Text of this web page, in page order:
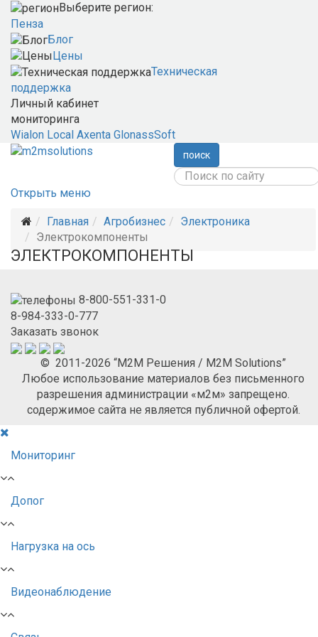
Выберите регион:
Пенза
Блог
Цены
Техническая
поддержка
Личный кабинет
мониторинга
Wialon Local Axenta GlonassSoft
поиск
Открыть меню
Главная Агробизнес
Электроника
Электрокомпоненты
ЭЛЕКТРОКОМПОНЕНТЫ
8-800-551-331-0
8-984-333-0-777
Заказать звонок
© 2011-2026 “М2М Решения / M2M Solutions”
Любое использование материалов без письменного
разрешения администрации «м2м» запрещено.
содержимое сайта не является публичной офертой.
Мониторинг
Допог
Нагрузка на ось
Видеонаблюдение